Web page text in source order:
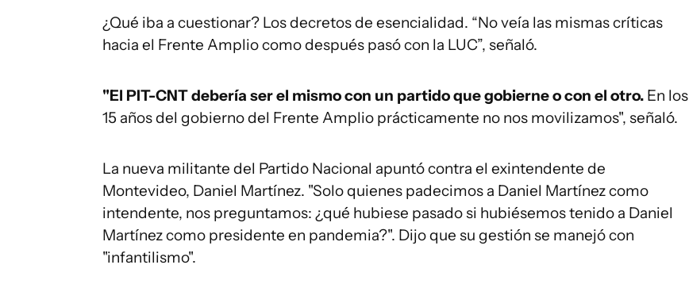
¿Qué iba a cuestionar? Los decretos de esencialidad. “No veía las mismas críticas
hacia el Frente Amplio como después pasó con la LUC”, señaló.
"El PIT-CNT debería ser el mismo con un partido que gobierne o con el otro. En los
15 años del gobierno del Frente Amplio prácticamente no nos movilizamos", señaló.
La nueva militante del Partido Nacional apuntó contra el exintendente de
Montevideo, Daniel Martínez. "Solo quienes padecimos a Daniel Martínez como
intendente, nos preguntamos: ¿qué hubiese pasado si hubiésemos tenido a Daniel
Martínez como presidente en pandemia?". Dijo que su gestión se manejó con
"infantilismo".